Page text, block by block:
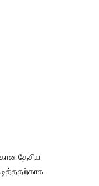
தேசிய